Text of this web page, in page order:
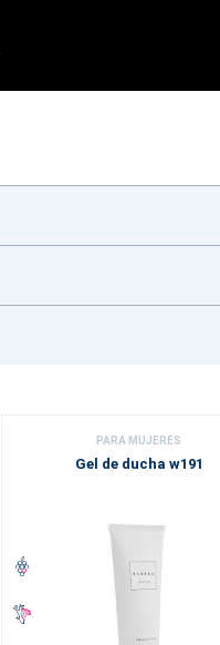
PARA MUJERES
Gel de ducha w191